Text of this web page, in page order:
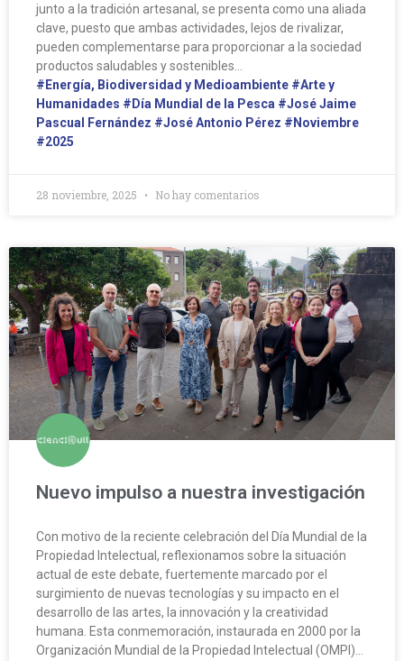
junto a la tradición artesanal, se presenta como una aliada
clave, puesto que ambas actividades, lejos de rivalizar,
pueden complementarse para proporcionar a la sociedad
productos saludables y sostenibles…
#Energía, Biodiversidad y Medioambiente #Arte y
Humanidades #Día Mundial de la Pesca #José Jaime
Pascual Fernández #José Antonio Pérez #Noviembre
#2025
28 noviembre, 2025 No hay comentarios
Nuevo impulso a nuestra investigación
Con motivo de la reciente celebración del Día Mundial de la
Propiedad Intelectual, reflexionamos sobre la situación
actual de este debate, fuertemente marcado por el
surgimiento de nuevas tecnologías y su impacto en el
desarrollo de las artes, la innovación y la creatividad
humana. Esta conmemoración, instaurada en 2000 por la
Organización Mundial de la Propiedad Intelectual (OMPI)…